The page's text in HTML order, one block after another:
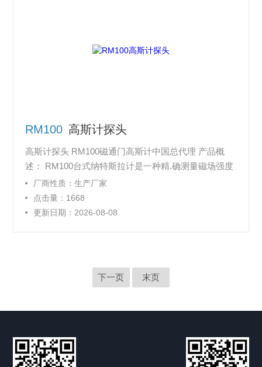
RM100 高斯计探头
高斯计探头 RM100磁通门高斯计中国总代理 产品概
述： RM100台式纳特斯拉计是一种精.确测量磁场强度
的仪器，可测磁场范围为从0.1nT到100,000nT （1μG
—1G ），非常适合应用于很多测量场合：
厂商性质：生产厂家
点击量：1668
更新日期：2026-08-08
下一页 末页